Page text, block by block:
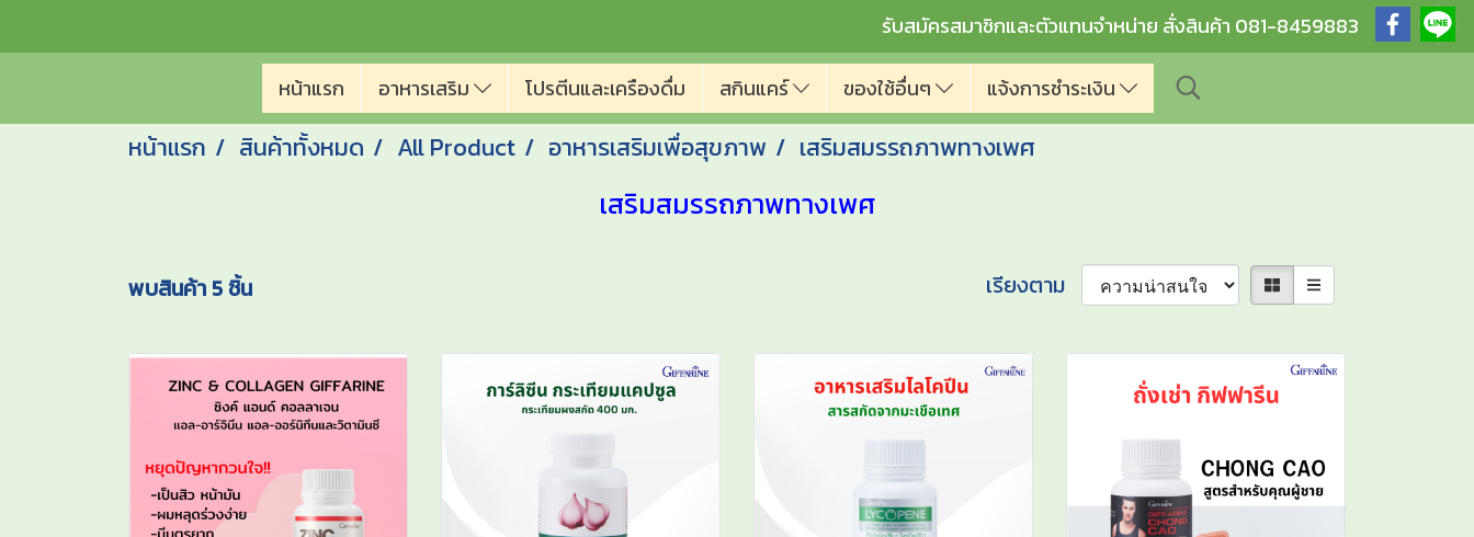
รับสมัครสมาชิกและตัวแทนจำหน่าย สั่งสินค้า 081-8459883
หน้าแรก อาหารเสริม โปรตีนและเครืองดื่ม สกินแคร์ ของใช้อื่นๆ แจ้งการชำระเงิน
หน้าแรก สินค้าทั้งหมด All Product อาหารเสริมเพื่อสุขภาพ เสริมสมรรถภาพทางเพศ
เสริมสมรรถภาพทางเพศ
พบสินค้า 5 ชิ้น เรียงตาม